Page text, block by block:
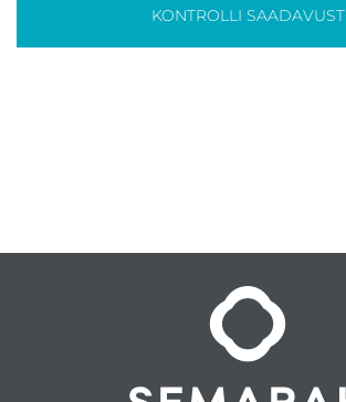
KONTROLLI SAADAVUST